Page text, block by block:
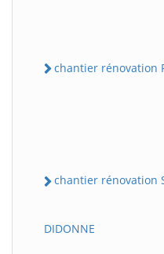
chantier rénovation
chantier rénovation
DIDONNE